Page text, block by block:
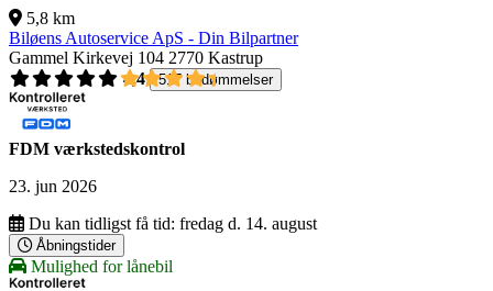
5,8 km
Biløens Autoservice ApS - Din Bilpartner
Gammel Kirkevej 104 2770 Kastrup
4,4
517 bedømmelser
FDM værkstedskontrol
23. jun 2026
Du kan tidligst få tid: fredag d. 14. august
Åbningstider
Mulighed for lånebil